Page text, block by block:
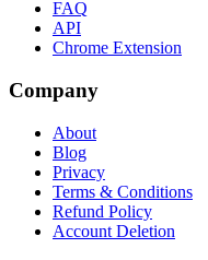
FAQ
API
Chrome Extension
Company
About
Blog
Privacy
Terms & Conditions
Refund Policy
Account Deletion